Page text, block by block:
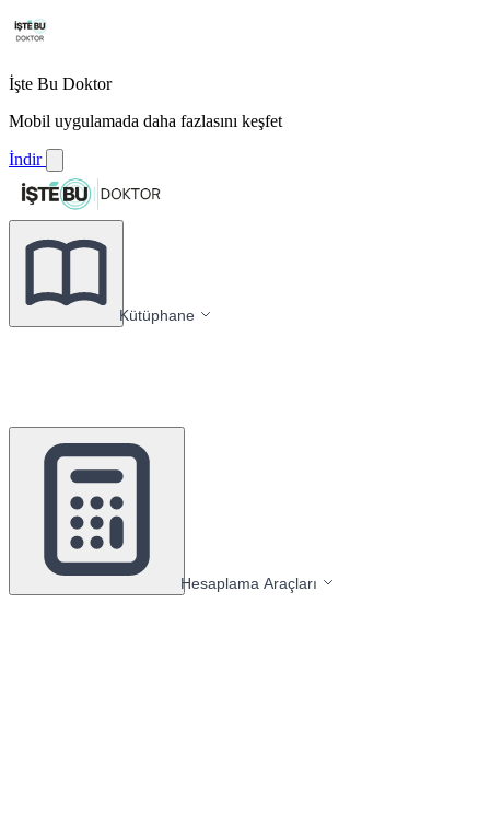
İşte Bu Doktor
Mobil uygulamada daha fazlasını keşfet
İndir
Kütüphane
Hesaplama Araçları